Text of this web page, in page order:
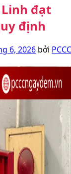
Linh đạt
định
6, 2026 bởi PCCC